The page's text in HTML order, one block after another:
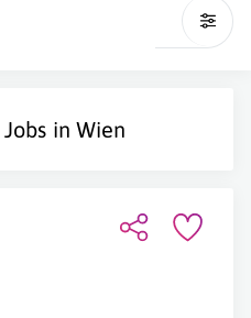
Jobs in Wien